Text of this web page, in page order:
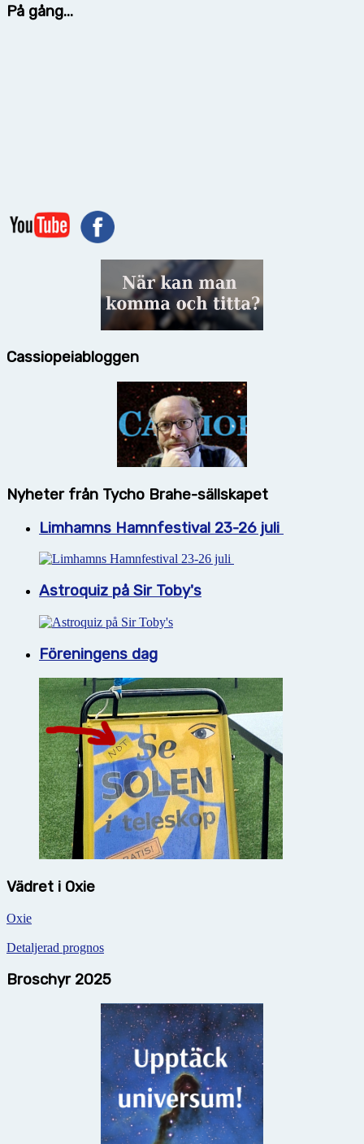
På gång...
Cassiopeiabloggen
Nyheter från Tycho Brahe-sällskapet
Limhamns Hamnfestival 23-26 juli
Astroquiz på Sir Toby's
Föreningens dag
Vädret i Oxie
Oxie
Detaljerad prognos
Broschyr 2025